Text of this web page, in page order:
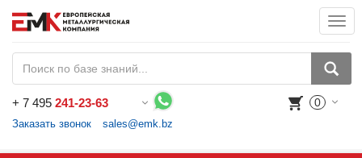
+ 7 495 241-23-63
Заказать звонок sales@emk.bz
0